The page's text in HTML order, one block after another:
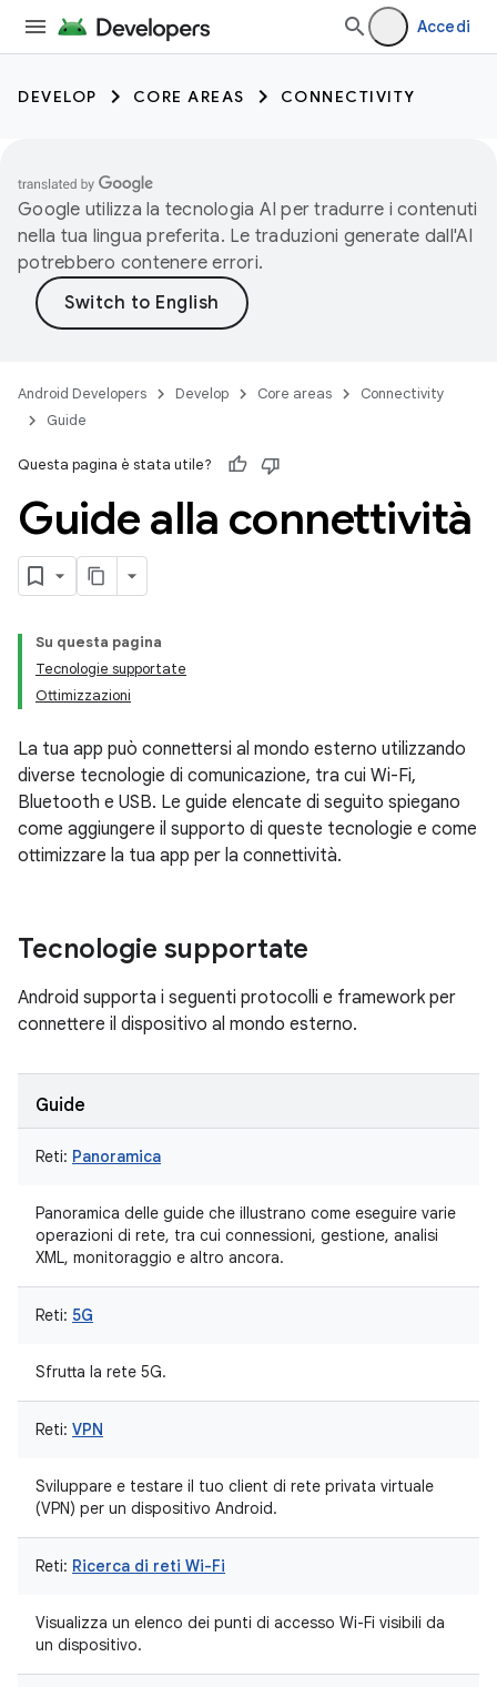
Accedi
DEVELOP CORE AREAS CONNECTIVITY
Google utilizza la tecnologia AI per tradurre i contenuti
nella tua lingua preferita. Le traduzioni generate dall'AI
potrebbero contenere errori.
Android Developers Develop Core areas
Connectivity
Guide
Questa pagina è stata utile?
Guide alla connettività
Su questa pagina
Tecnologie supportate
Ottimizzazioni
La tua app può connettersi al mondo esterno utilizzando
diverse tecnologie di comunicazione, tra cui Wi-Fi,
Bluetooth e USB. Le guide elencate di seguito spiegano
come aggiungere il supporto di queste tecnologie e come
ottimizzare la tua app per la connettività.
Tecnologie supportate
Android supporta i seguenti protocolli e framework per
connettere il dispositivo al mondo esterno.
Guide
Reti: Panoramica
Panoramica delle guide che illustrano come eseguire varie
operazioni di rete, tra cui connessioni, gestione, analisi
XML, monitoraggio e altro ancora.
Reti: 5G
Sfrutta la rete 5G.
Reti: VPN
Sviluppare e testare il tuo client di rete privata virtuale
(VPN) per un dispositivo Android.
Reti: Ricerca di reti Wi-Fi
Visualizza un elenco dei punti di accesso Wi-Fi visibili da
un dispositivo.